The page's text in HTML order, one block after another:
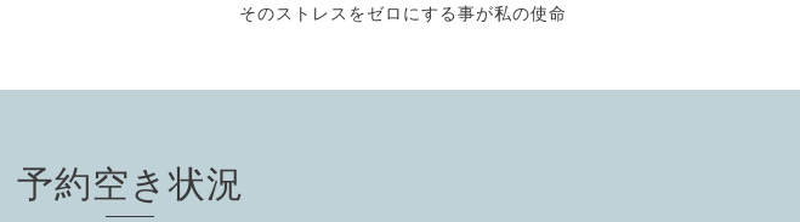
そのストレスをゼロにする事が私の使命
予約空き状況